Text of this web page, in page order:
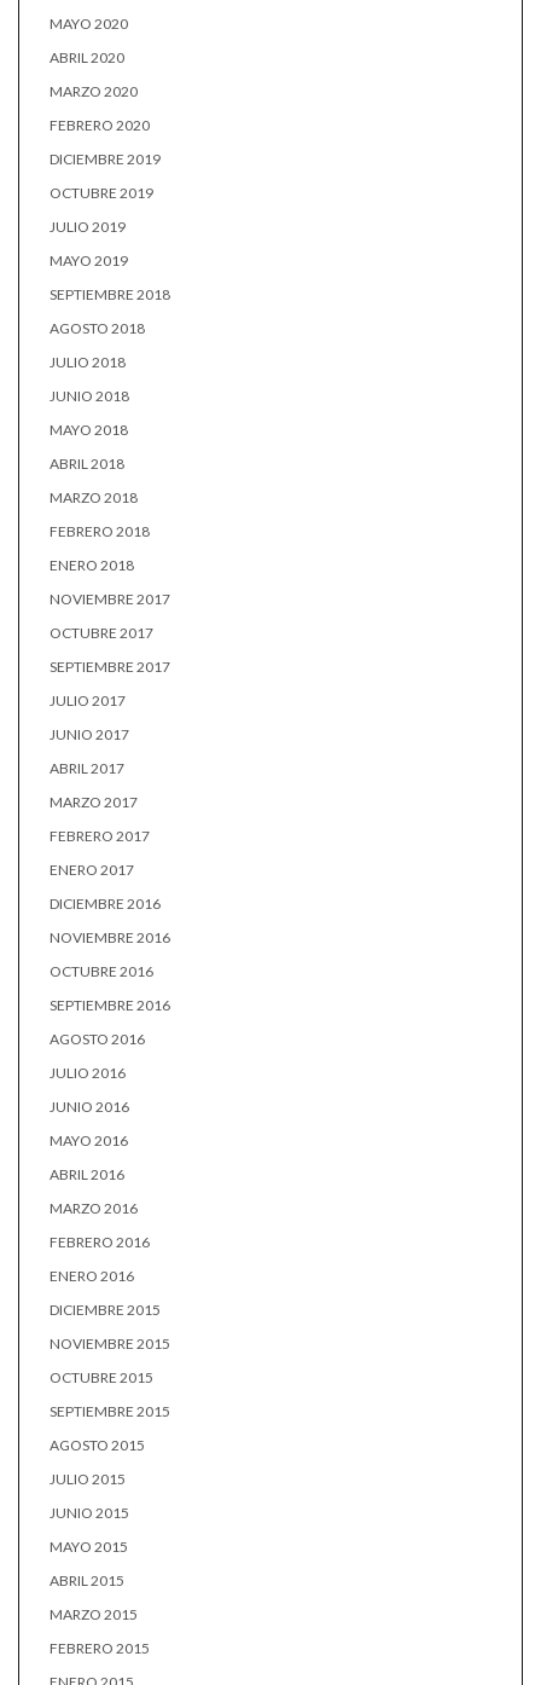
MAYO 2020
ABRIL 2020
MARZO 2020
FEBRERO 2020
DICIEMBRE 2019
OCTUBRE 2019
JULIO 2019
MAYO 2019
SEPTIEMBRE 2018
AGOSTO 2018
JULIO 2018
JUNIO 2018
MAYO 2018
ABRIL 2018
MARZO 2018
FEBRERO 2018
ENERO 2018
NOVIEMBRE 2017
OCTUBRE 2017
SEPTIEMBRE 2017
JULIO 2017
JUNIO 2017
ABRIL 2017
MARZO 2017
FEBRERO 2017
ENERO 2017
DICIEMBRE 2016
NOVIEMBRE 2016
OCTUBRE 2016
SEPTIEMBRE 2016
AGOSTO 2016
JULIO 2016
JUNIO 2016
MAYO 2016
ABRIL 2016
MARZO 2016
FEBRERO 2016
ENERO 2016
DICIEMBRE 2015
NOVIEMBRE 2015
OCTUBRE 2015
SEPTIEMBRE 2015
AGOSTO 2015
JULIO 2015
JUNIO 2015
MAYO 2015
ABRIL 2015
MARZO 2015
FEBRERO 2015